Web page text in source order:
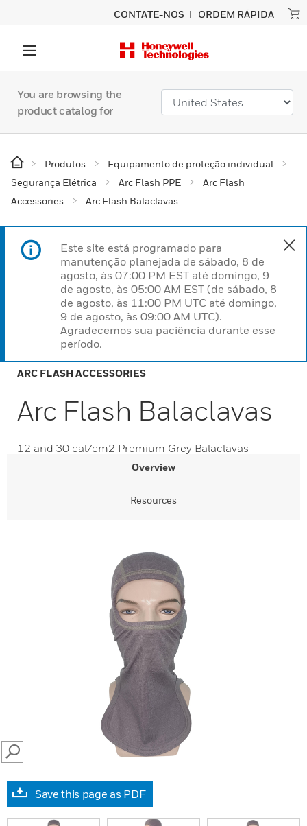
CONTATE-NOS ORDEM RÁPIDA
You are browsing the
product catalog for
Produtos
Equipamento de proteção individual
Segurança Elétrica
Arc Flash PPE
Arc Flash
Accessories
Arc Flash Balaclavas
Este site está programado para
manutenção planejada de sábado, 8 de
agosto, às 07:00 PM EST até domingo, 9
de agosto, às 05:00 AM EST (de sábado, 8
de agosto, às 11:00 PM UTC até domingo,
9 de agosto, às 09:00 AM UTC).
Agradecemos sua paciência durante esse
período.
ARC FLASH ACCESSORIES
Arc Flash Balaclavas
12 and 30 cal/cm2 Premium Grey Balaclavas
Overview
Resources
SEARCH
Save this page as PDF